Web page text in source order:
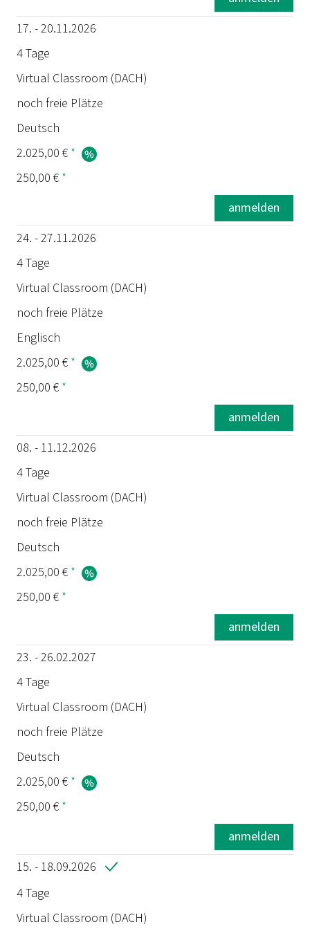
Sprache
Preis
17. - 20.11.2026
4 Tage
Virtual Classroom (DACH)
noch freie Plätze
Deutsch
2.025,00 € *
250,00 € *
anmelden
24. - 27.11.2026
4 Tage
Virtual Classroom (DACH)
noch freie Plätze
Englisch
2.025,00 € *
250,00 € *
anmelden
08. - 11.12.2026
4 Tage
Virtual Classroom (DACH)
noch freie Plätze
Deutsch
2.025,00 € *
250,00 € *
anmelden
23. - 26.02.2027
4 Tage
Virtual Classroom (DACH)
noch freie Plätze
Deutsch
2.025,00 € *
250,00 € *
anmelden
15. - 18.09.2026
4 Tage
Virtual Classroom (DACH)